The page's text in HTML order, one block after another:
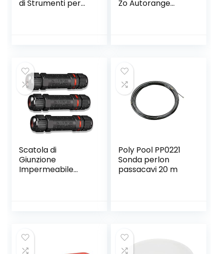
di Strumenti per
Zo Autorange
Scatola di
Giunzione
Impermeabile
Poli per Diametro
del Cavo Ø1-13mm
Poly Pool PP0221
Sonda perlon
passacavi 20 m